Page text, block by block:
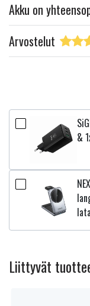
Akku on
Arvostelut
&
Liittyvät